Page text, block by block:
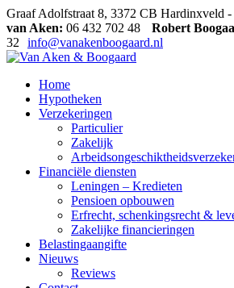
Graaf Adolfstraat 8, 3372 CB Hardinxveld -
van Aken: 06 432 702 48 Robert
32
info@vanakenboogaard.nl
Home
Hypotheken
Verzekeringen
Particulier
Zakelijk
Financiële diensten
Leningen – Kredieten
Pensioen opbouwen
Erfrecht, schenkingsrecht &
Zakelijke financieringen
Belastingaangifte
Nieuws
Reviews